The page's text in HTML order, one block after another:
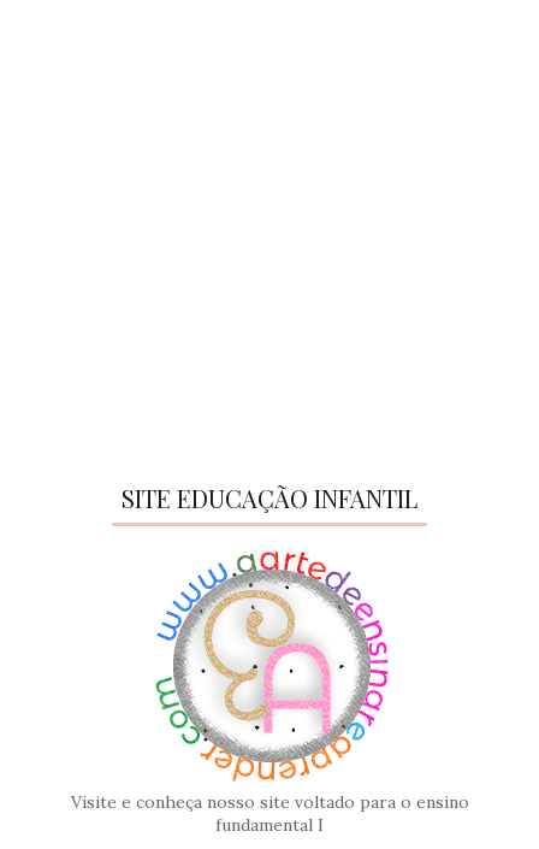
SITE EDUCAÇÃO INFANTIL
Visite e conheça nosso site voltado para o ensino
fundamental I